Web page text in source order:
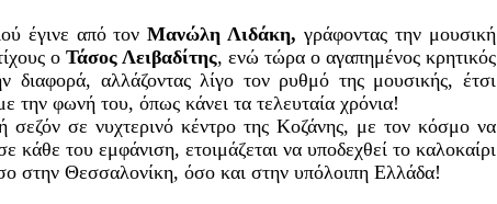
έγινε από τονΜανώλη Λιδάκη,γράφοντας την μουσική
ο Τάσος Λειβαδίτης, ενώ τώρα ο αγαπημένος κρητικός
διαφορά, αλλάζοντας λίγο τον ρυθμό της μουσικής, έτσι
την φωνή του, όπως κάνει τα τελευταία χρόνια!
σεζόν σε νυχτερινό κέντρο της Κοζάνης, με τον κόσμο να
κάθε του εμφάνιση, ετοιμάζεται να υποδεχθεί το καλοκαίρι
στην Θεσσαλονίκη, όσο και στην υπόλοιπη Ελλάδα!